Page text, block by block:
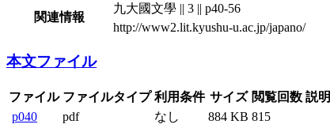
関連情報
九大國文學 || 3 || p40-56
http://www2.lit.kyushu-u.ac.jp/japano/
本文ファイル
ファイル ファイルタイプ 利用条件 サイズ 閲覧回数 説明
p040
pdf なし 884 KB 815